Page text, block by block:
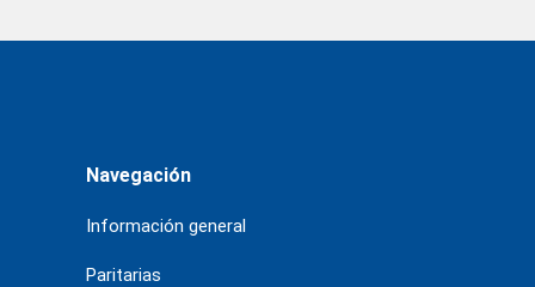
Navegación
Información general
Paritarias